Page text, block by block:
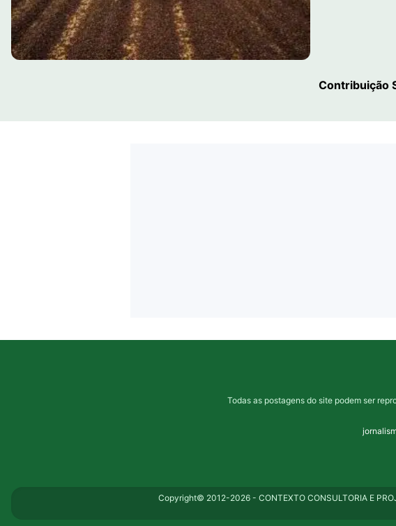
Contribuição
Todas as postagens do site podem ser
Copyright© 2012-2026 - CONTEXTO CONSULTORIA E